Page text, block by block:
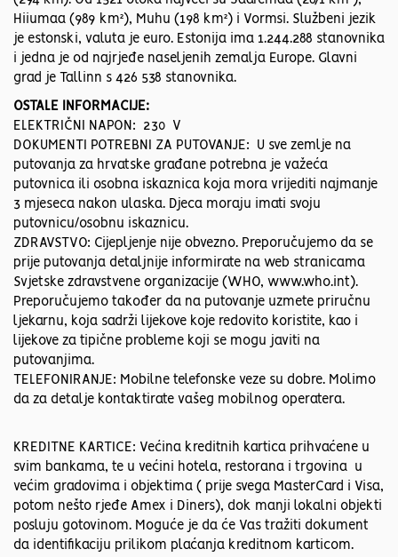
Hiiumaa (989 km²), Muhu (198 km²) i Vormsi. Službeni jezik
je estonski, valuta je euro. Estonija ima 1.244.288 stanovnika
i jedna je od najrjeđe naseljenih zemalja Europe. Glavni
grad je Tallinn s 426 538 stanovnika.
OSTALE INFORMACIJE:
ELEKTRIČNI NAPON: 230 V
DOKUMENTI POTREBNI ZA PUTOVANJE: U sve zemlje na
putovanja za hrvatske građane potrebna je važeća
putovnica ili osobna iskaznica koja mora vrijediti najmanje
3 mjeseca nakon ulaska. Djeca moraju imati svoju
putovnicu/osobnu iskaznicu.
ZDRAVSTVO: Cijepljenje nije obvezno. Preporučujemo da se
prije putovanja detaljnije informirate na web stranicama
Svjetske zdravstvene organizacije (WHO, www.who.int).
Preporučujemo također da na putovanje uzmete priručnu
ljekarnu, koja sadrži lijekove koje redovito koristite, kao i
lijekove za tipične probleme koji se mogu javiti na
putovanjima.
TELEFONIRANJE: Mobilne telefonske veze su dobre. Molimo
da za detalje kontaktirate vašeg mobilnog operatera.
KREDITNE KARTICE: Većina kreditnih kartica prihvaćene u
svim bankama, te u većini hotela, restorana i trgovina u
većim gradovima i objektima ( prije svega MasterCard i Visa,
potom nešto rjeđe Amex i Diners), dok manji lokalni objekti
posluju gotovinom. Moguće je da će Vas tražiti dokument
da identifikaciju prilikom plaćanja kreditnom karticom.